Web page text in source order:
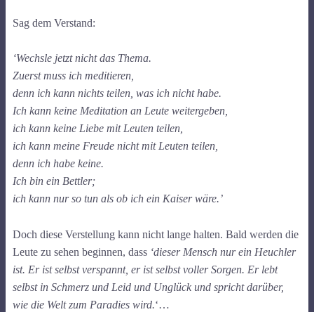
Sag dem Verstand:
‘Wechsle jetzt nicht das Thema.
Zuerst muss ich meditieren,
denn ich kann nichts teilen, was ich nicht habe.
Ich kann keine Meditation an Leute weitergeben,
ich kann keine Liebe mit Leuten teilen,
ich kann meine Freude nicht mit Leuten teilen,
denn ich habe keine.
Ich bin ein Bettler;
ich kann nur so tun als ob ich ein Kaiser wäre.’
Doch diese Verstellung kann nicht lange halten. Bald werden die
Leute zu sehen beginnen, dass ‘dieser Mensch nur ein Heuchler
ist. Er ist selbst verspannt, er ist selbst voller Sorgen. Er lebt
selbst in Schmerz und Leid und Unglück und spricht darüber,
wie die Welt zum Paradies wird.‘…